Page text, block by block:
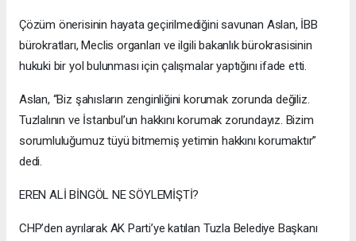
Çözüm önerisinin hayata geçirilmediğini savunan Aslan, İBB
bürokratları, Meclis organları ve ilgili bakanlık bürokrasisinin
hukuki bir yol bulunması için çalışmalar yaptığını ifade etti.
Aslan, “Biz şahısların zenginliğini korumak zorunda değiliz.
Tuzlalının ve İstanbul’un hakkını korumak zorundayız. Bizim
sorumluluğumuz tüyü bitmemiş yetimin hakkını korumaktır”
dedi.
EREN ALİ BİNGÖL NE SÖYLEMİŞTİ?
CHP’den ayrılarak AK Parti’ye katılan Tuzla Belediye Başkanı